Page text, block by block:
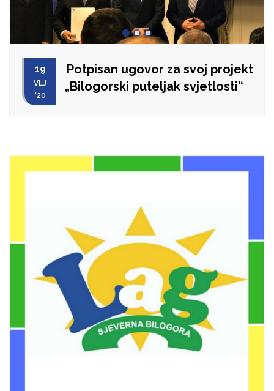
19
VLJ
'20
Potpisan ugovor za svoj projekt
„Bilogorski puteljak svjetlosti“